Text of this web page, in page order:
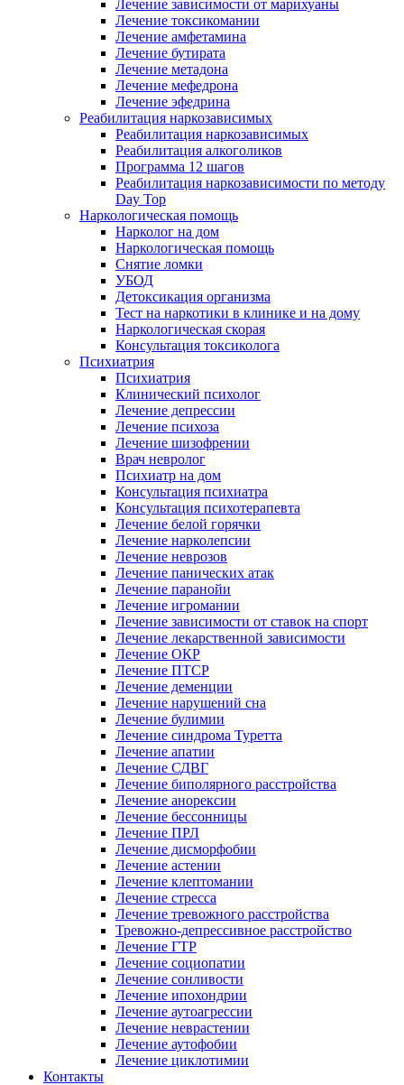
Лечение зависимости от марихуаны
Лечение токсикомании
Лечение амфетамина
Лечение бутирата
Лечение метадона
Лечение мефедрона
Лечение эфедрина
Реабилитация наркозависимых
Реабилитация наркозависимых
Реабилитация алкоголиков
Программа 12 шагов
Реабилитация наркозависимости по методу
Day Top
Наркологическая помощь
Нарколог на дом
Наркологическая помощь
Снятие ломки
УБОД
Детоксикация организма
Тест на наркотики в клинике и на дому
Наркологическая скорая
Консультация токсиколога
Психиатрия
Психиатрия
Клинический психолог
Лечение депрессии
Лечение психоза
Лечение шизофрении
Врач невролог
Психиатр на дом
Консультация психиатра
Консультация психотерапевта
Лечение белой горячки
Лечение нарколепсии
Лечение неврозов
Лечение панических атак
Лечение паранойи
Лечение игромании
Лечение зависимости от ставок на спорт
Лечение лекарственной зависимости
Лечение ОКР
Лечение ПТСР
Лечение деменции
Лечение нарушений сна
Лечение булимии
Лечение синдрома Туретта
Лечение апатии
Лечение СДВГ
Лечение биполярного расстройства
Лечение анорексии
Лечение бессонницы
Лечение ПРЛ
Лечение дисморфобии
Лечение астении
Лечение клептомании
Лечение стресса
Лечение тревожного расстройства
Тревожно-депрессивное расстройство
Лечение ГТР
Лечение социопатии
Лечение сонливости
Лечение ипохондрии
Лечение аутоагрессии
Лечение неврастении
Лечение аутофобии
Лечение циклотимии
Контакты